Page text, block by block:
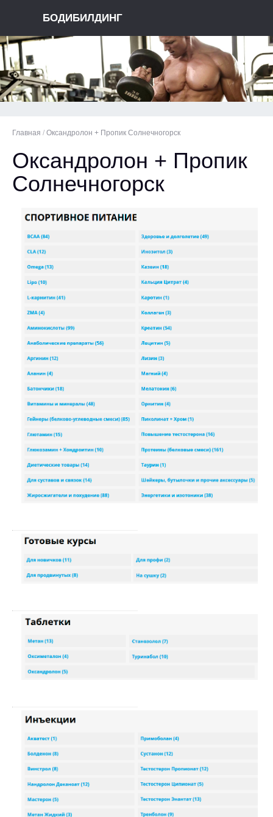
БОДИБИЛДИНГ
Главная / Оксандролон + Пропик Солнечногорск
Оксандролон + Пропик
Солнечногорск